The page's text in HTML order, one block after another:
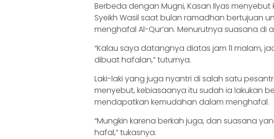
Berbeda dengan Mugni, Kasan Ilyas
Syeikh Wasil saat bulan ramadhan bertujuan
menghafal Al-Qur’an. Menurutnya suasana di
“Kalau saya datangnya diatas jam 11 malam,
dibuat hafalan,” tuturnya.
Laki-laki yang juga nyantri di salah satu
menyebut, kebiasaanya itu sudah ia lakukan
mendapatkan kemudahan dalam menghafal.
“Mungkin karena berkah juga, dan suasana
hafal,” tukasnya.